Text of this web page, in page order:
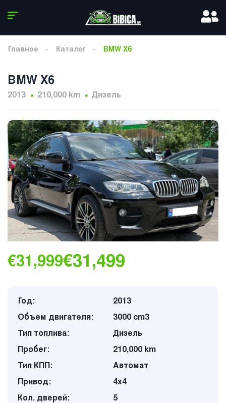
Главное Каталог BMW X6
BMW X6
2013 210,000 km Дизель
€31,999€31,499
Год:
2013
Объем двигателя:
3000 cm3
Тип топлива:
Дизель
Пробег:
210,000 km
Тип КПП:
Автомат
Привод:
4х4
Кол. дверей:
5